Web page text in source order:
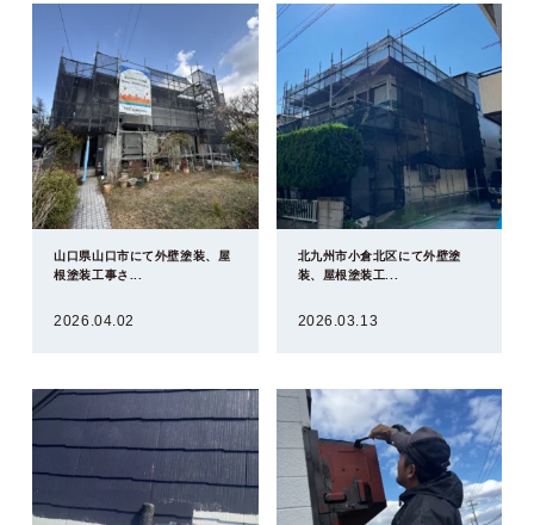
山口県山口市にて外壁塗装、屋
根塗装工事さ...
2026.04.02
北九州市小倉北区にて外壁塗
装、屋根塗装工...
2026.03.13